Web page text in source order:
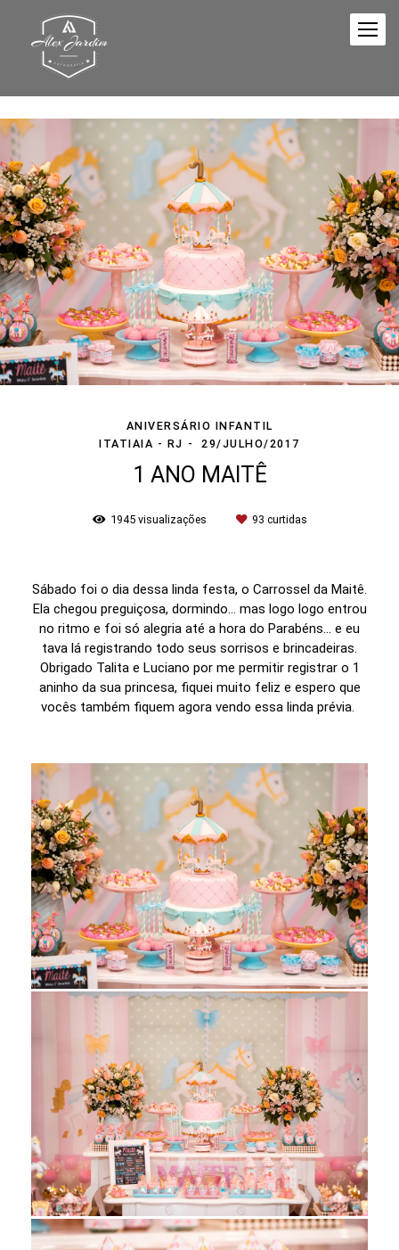
ANIVERSÁRIO INFANTIL
ITATIAIA - RJ
29/JULHO/2017
1 ANO MAITÊ
1945visualizações 93 curtidas
Sábado foi o dia dessa linda festa, o Carrossel da Maitê.
Ela chegou preguiçosa, dormindo... mas logo logo entrou
no ritmo e foi só alegria até a hora do Parabéns... e eu
tava lá registrando todo seus sorrisos e brincadeiras.
Obrigado Talita e Luciano por me permitir registrar o 1
aninho da sua princesa, fiquei muito feliz e espero que
vocês também fiquem agora vendo essa linda prévia.